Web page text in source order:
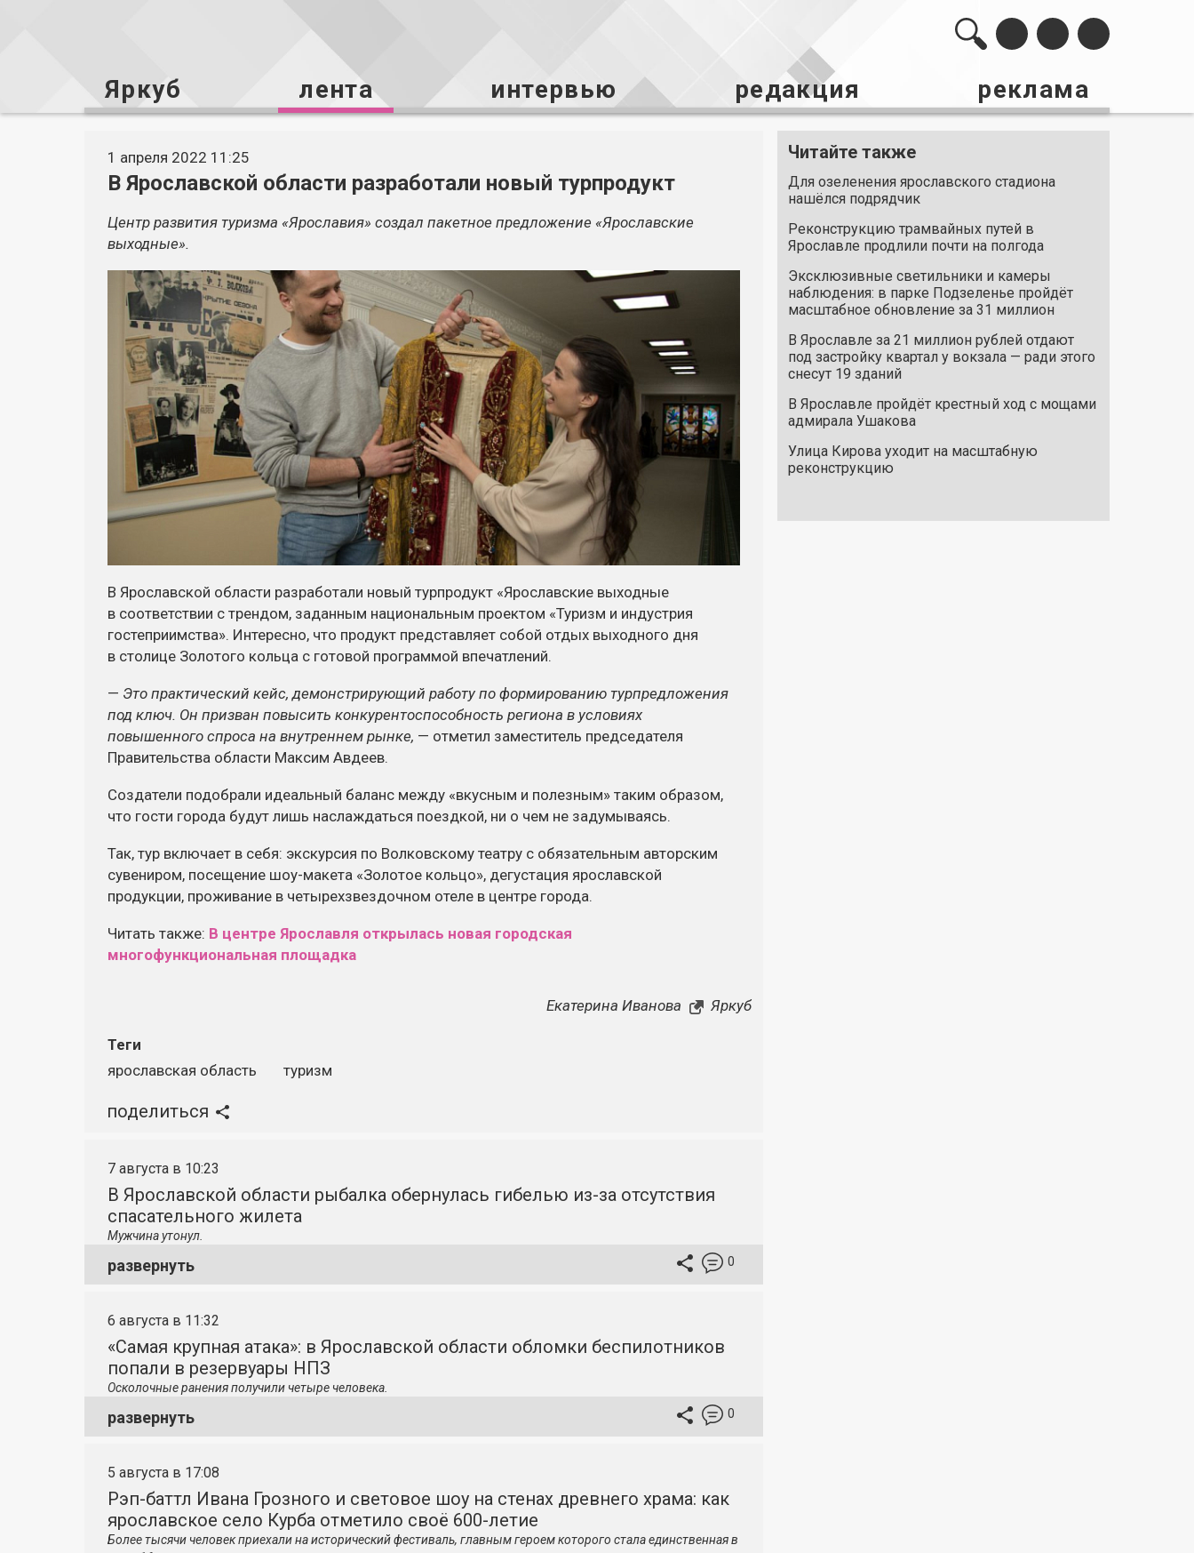
Яркуб лента интервью редакция реклама
1 апреля 2022 11:25
В Ярославской области разработали новый турпродукт
Центр развития туризма «Ярославия» создал пакетное предложение «Ярославские
выходные».
В Ярославской области разработали новый турпродукт «Ярославские выходные
в соответствии с трендом, заданным национальным проектом «Туризм и индустрия
гостеприимства». Интересно, что продукт представляет собой отдых выходного дня
в столице Золотого кольца с готовой программой впечатлений.
— Это практический кейс, демонстрирующий работу по формированию турпредложения
под ключ. Он призван повысить конкурентоспособность региона в условиях
повышенного спроса на внутреннем рынке, — отметил заместитель председателя
Правительства области Максим Авдеев.
Создатели подобрали идеальный баланс между «вкусным и полезным» таким образом,
что гости города будут лишь наслаждаться поездкой, ни о чем не задумываясь.
Так, тур включает в себя: экскурсия по Волковскому театру с обязательным авторским
сувениром, посещение шоу-макета «Золотое кольцо», дегустация ярославской
продукции, проживание в четырехзвездочном отеле в центре города.
Читать также: В центре Ярославля открылась новая городская
многофункциональная площадка
Екатерина Иванова Яркуб
Теги
ярославская область
туризм
поделиться
Читайте также
Для озеленения ярославского стадиона
нашёлся подрядчик
Реконструкцию трамвайных путей в
Ярославле продлили почти на полгода
Эксклюзивные светильники и камеры
наблюдения: в парке Подзеленье пройдёт
масштабное обновление за 31 миллион
В Ярославле за 21 миллион рублей отдают
под застройку квартал у вокзала — ради этого
снесут 19 зданий
В Ярославле пройдёт крестный ход с мощами
адмирала Ушакова
Улица Кирова уходит на масштабную
реконструкцию
7 августа в 10:23
В Ярославской области рыбалка обернулась гибелью из-за отсутствия
спасательного жилета
Мужчина утонул.
развернуть 0
6 августа в 11:32
«Самая крупная атака»: в Ярославской области обломки беспилотников
попали в резервуары НПЗ
Осколочные ранения получили четыре человека.
развернуть 0
5 августа в 17:08
Рэп-баттл Ивана Грозного и световое шоу на стенах древнего храма: как
ярославское село Курба отметило своё 600-летие
Более тысячи человек приехали на исторический фестиваль, главным героем которого стала единственная в